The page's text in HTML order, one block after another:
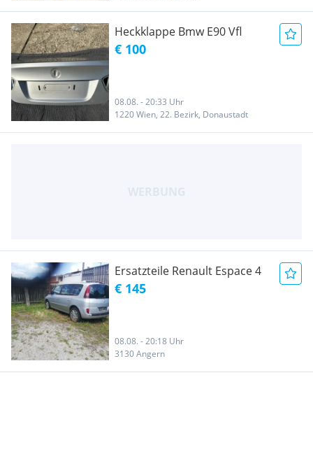
Heckklappe Bmw E90 Vfl
€ 100
08.08. - 20:33 Uhr
1220 Wien, 22. Bezirk, Donaustadt
Ersatzteile Renault Espace 4
€ 145
08.08. - 20:18 Uhr
3130 Angern